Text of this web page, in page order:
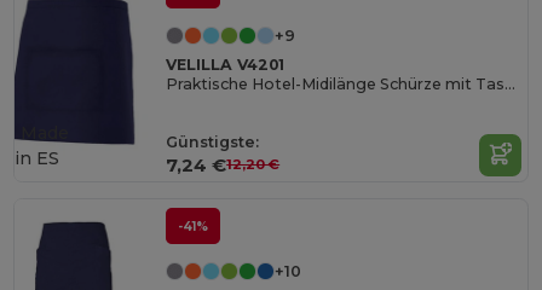
+9
VELILLA V4201
Praktische Hotel-Midilänge Schürze mit Tasche
Günstigste:
7,24 €12,20 €
in ES
-41%
+10